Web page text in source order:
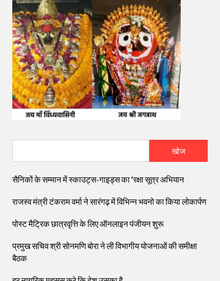
खोज
सैनिकों के सम्मान में स्काउट्स-गाइड्स का ‘रक्षा सूत्र अभियान
राजस्व मंत्री टंकराम वर्मा ने सारंगढ़ में विभिन्न भवनो का किया लोकार्पण
पोस्ट मैट्रिक छात्रवृत्ति के लिए ऑनलाइन पंजीयन शुरू
प्रमुख सचिव श्री सोनमणि बोरा ने ली विभागीय योजनाओं की समीक्षा
बैठक